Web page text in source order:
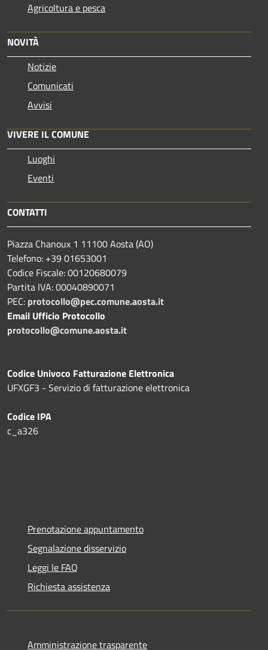
Agricoltura e pesca
NOVITÀ
Notizie
Comunicati
Avvisi
VIVERE IL COMUNE
Luoghi
Eventi
CONTATTI
Piazza Chanoux 1 11100 Aosta (AO)
Telefono: +39 01653001
Codice Fiscale: 00120680079
Partita IVA: 00040890071
PEC: protocollo@pec.comune.aosta.it
Email Ufficio Protocollo
protocollo@comune.aosta.it
Codice Univoco Fatturazione Elettronica
UFXGF3 - Servizio di fatturazione elettronica
Codice IPA
c_a326
Prenotazione appuntamento
Segnalazione disservizio
Leggi le FAQ
Richiesta assistenza
Amministrazione trasparente